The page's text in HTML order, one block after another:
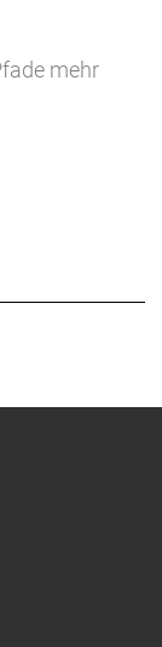
mehr
Menge
Rahmen
bis zu 100
Die 10-
Townie
und